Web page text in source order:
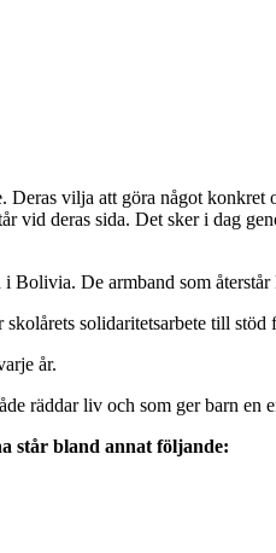
vilja att göra något
vid deras sida. Det sker i dag
De armband som återstår
solidaritetsarbete till
år.
räddar liv och som ger barn en
står bland annat följande: